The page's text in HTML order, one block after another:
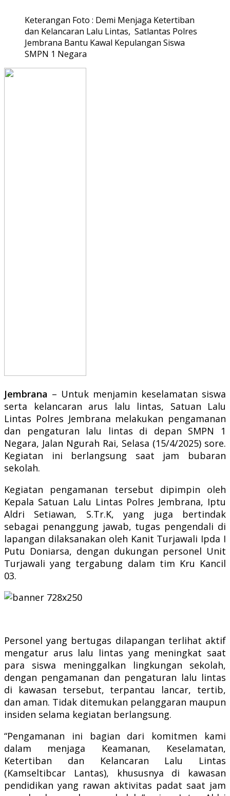
Keterangan Foto : Demi Menjaga Ketertiban
dan Kelancaran Lalu Lintas, Satlantas Polres
Jembrana Bantu Kawal Kepulangan Siswa
SMPN 1 Negara
Jembrana – Untuk menjamin keselamatan siswa
serta kelancaran arus lalu lintas, Satuan Lalu
Lintas Polres Jembrana melakukan pengamanan
dan pengaturan lalu lintas di depan SMPN 1
Negara, Jalan Ngurah Rai, Selasa (15/4/2025) sore.
Kegiatan ini berlangsung saat jam bubaran
sekolah.
Kegiatan pengamanan tersebut dipimpin oleh
Kepala Satuan Lalu Lintas Polres Jembrana, Iptu
Aldri Setiawan, S.Tr.K, yang juga bertindak
sebagai penanggung jawab, tugas pengendali di
lapangan dilaksanakan oleh Kanit Turjawali Ipda I
Putu Doniarsa, dengan dukungan personel Unit
Turjawali yang tergabung dalam tim Kru Kancil
03.
Personel yang bertugas dilapangan terlihat aktif
mengatur arus lalu lintas yang meningkat saat
para siswa meninggalkan lingkungan sekolah,
dengan pengamanan dan pengaturan lalu lintas
di kawasan tersebut, terpantau lancar, tertib,
dan aman. Tidak ditemukan pelanggaran maupun
insiden selama kegiatan berlangsung.
“Pengamanan ini bagian dari komitmen kami
dalam menjaga Keamanan, Keselamatan,
Ketertiban dan Kelancaran Lalu Lintas
(Kamseltibcar Lantas), khususnya di kawasan
pendidikan yang rawan aktivitas padat saat jam